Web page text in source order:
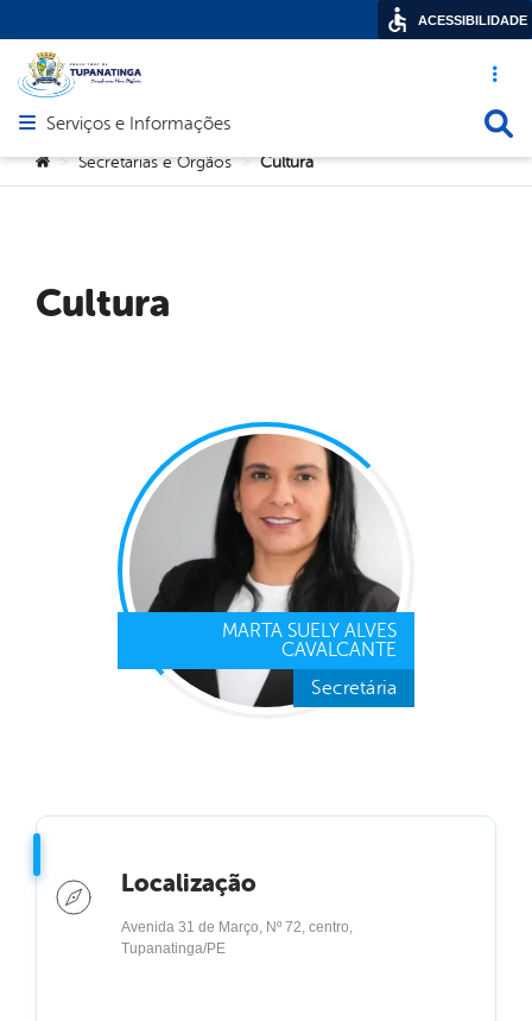
Acesso
Abrir menu principal de navegação
Serviços e Informações
Você está aqui:
> Secretarias e Orgãos > Cultura
Cultura
MARTA SUELY ALVES
CAVALCANTE
Secretária
Localização
Avenida 31 de Março, Nº 72, centro,
Tupanatinga/PE
ACESSIBILIDADE